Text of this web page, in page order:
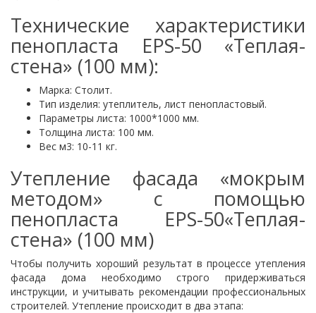
Технические характеристики
пенопласта EPS-50 «Теплая-
стена» (100 мм):
Марка: Столит.
Тип изделия: утеплитель, лист пенопластовый.
Параметры листа: 1000*1000 мм.
Толщина листа: 100 мм.
Вес м3: 10-11 кг.
Утепление фасада «мокрым
методом» с помощью
пенопласта EPS-50«Теплая-
стена» (100 мм)
Чтобы получить хороший результат в процессе утепления
фасада дома необходимо строго придерживаться
инструкции, и учитывать рекомендации профессиональных
строителей. Утепление происходит в два этапа: